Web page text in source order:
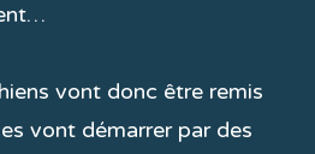
vont donc être remis
vont démarrer par des